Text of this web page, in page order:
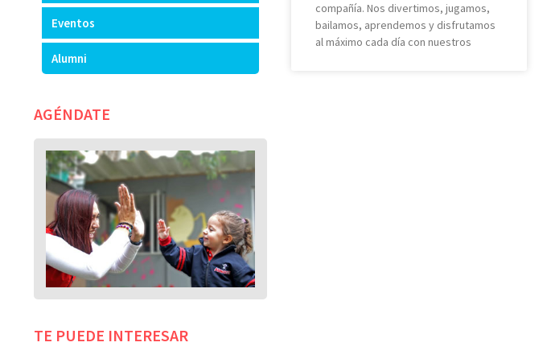
Eventos
Alumni
AGÉNDATE
TE PUEDE INTERESAR
compañía. Nos divertimos, jugamos,
bailamos, aprendemos y disfrutamos
al máximo cada día con nuestros